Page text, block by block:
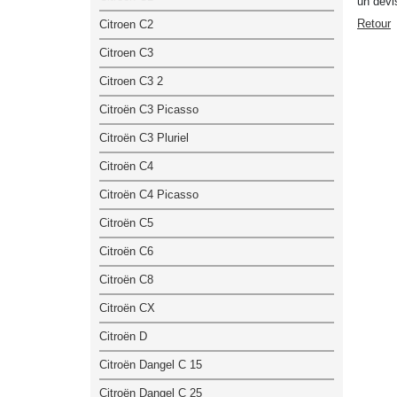
Retour
Citroen C2
Citroen C3
Citroen C3 2
Citroën C3 Picasso
Citroën C3 Pluriel
Citroën C4
Citroën C4 Picasso
Citroën C5
Citroën C6
Citroën C8
Citroën CX
Citroën D
Citroën Dangel C 15
Citroën Dangel C 25